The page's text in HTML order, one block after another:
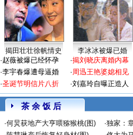
揭田壮壮徐帆情史 李冰冰被爆已婚
·赵薇被爆已经怀孕
·李宇春爆遭母逼婚
·圣诞节明信片八折
·揭刘晓庆离婚内幕
·周迅王艳婆媳相见
·刘嘉玲自曝正造人
茶 余 饭 后
·何炅获地产大亨喂猕猴桃(图) ·独家：